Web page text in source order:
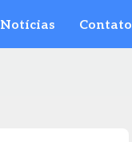
Notícias Contato